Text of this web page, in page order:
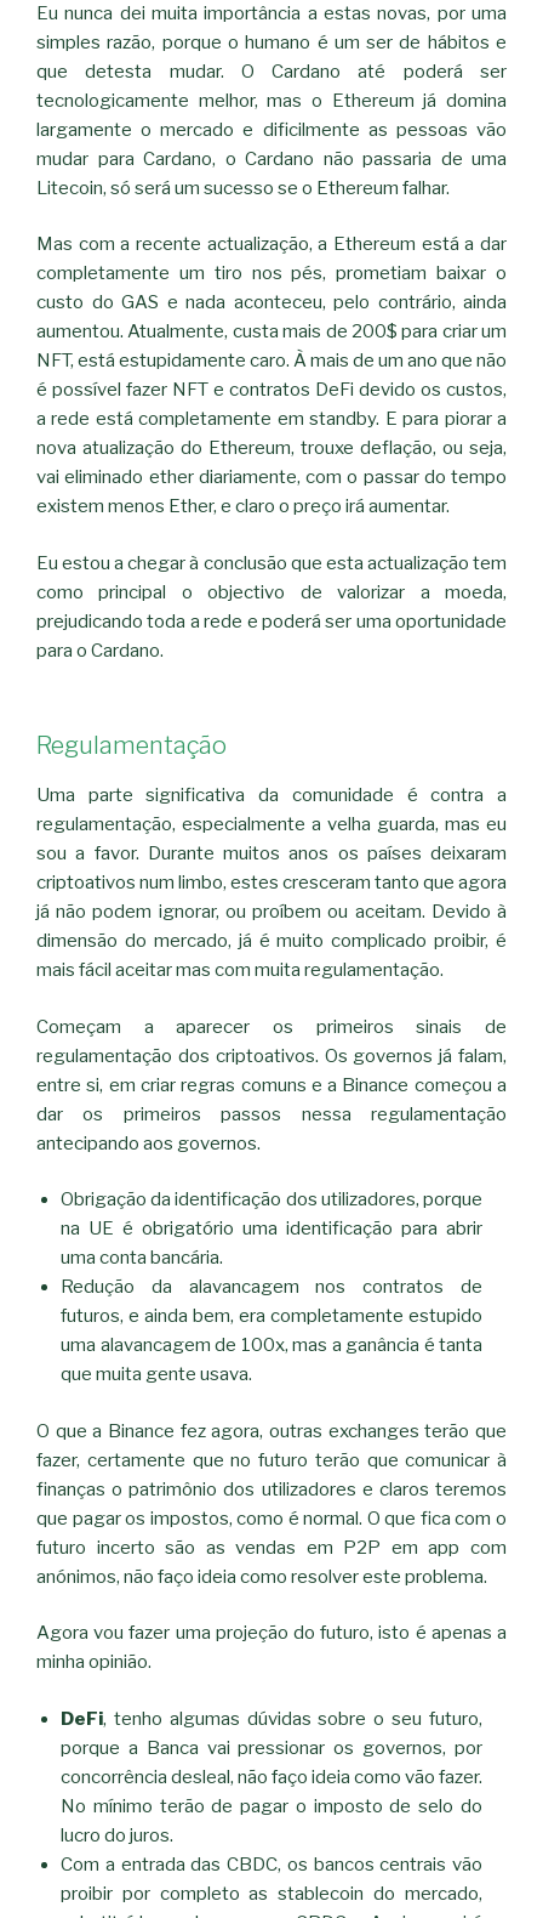
Eu nunca dei muita importância a estas novas, por uma
simples razão, porque o humano é um ser de hábitos e
que detesta mudar. O Cardano até poderá ser
tecnologicamente melhor, mas o Ethereum já domina
largamente o mercado e dificilmente as pessoas vão
mudar para Cardano, o Cardano não passaria de uma
Litecoin, só será um sucesso se o Ethereum falhar.
Mas com a recente actualização, a Ethereum está a dar
completamente um tiro nos pés, prometiam baixar o
custo do GAS e nada aconteceu, pelo contrário, ainda
aumentou. Atualmente, custa mais de 200$ para criar um
NFT, está estupidamente caro. À mais de um ano que não
é possível fazer NFT e contratos DeFi devido os custos,
a rede está completamente em standby. E para piorar a
nova atualização do Ethereum, trouxe deflação, ou seja,
vai eliminado ether diariamente, com o passar do tempo
existem menos Ether, e claro o preço irá aumentar.
Eu estou a chegar à conclusão que esta actualização tem
como principal o objectivo de valorizar a moeda,
prejudicando toda a rede e poderá ser uma oportunidade
para o Cardano.
Regulamentação
Uma parte significativa da comunidade é contra a
regulamentação, especialmente a velha guarda, mas eu
sou a favor. Durante muitos anos os países deixaram
criptoativos num limbo, estes cresceram tanto que agora
já não podem ignorar, ou proíbem ou aceitam. Devido à
dimensão do mercado, já é muito complicado proibir, é
mais fácil aceitar mas com muita regulamentação.
Começam a aparecer os primeiros sinais de
regulamentação dos criptoativos. Os governos já falam,
entre si, em criar regras comuns e a Binance começou a
dar os primeiros passos nessa regulamentação
antecipando aos governos.
Obrigação da identificação dos utilizadores, porque
na UE é obrigatório uma identificação para abrir
uma conta bancária.
Redução da alavancagem nos contratos de
futuros, e ainda bem, era completamente estupido
uma alavancagem de 100x, mas a ganância é tanta
que muita gente usava.
O que a Binance fez agora, outras exchanges terão que
fazer, certamente que no futuro terão que comunicar à
finanças o patrimônio dos utilizadores e claros teremos
que pagar os impostos, como é normal. O que fica com o
futuro incerto são as vendas em P2P em app com
anónimos, não faço ideia como resolver este problema.
Agora vou fazer uma projeção do futuro, isto é apenas a
minha opinião.
DeFi, tenho algumas dúvidas sobre o seu futuro,
porque a Banca vai pressionar os governos, por
concorrência desleal, não faço ideia como vão fazer.
No mínimo terão de pagar o imposto de selo do
lucro do juros.
Com a entrada das CBDC, os bancos centrais vão
proibir por completo as stablecoin do mercado,